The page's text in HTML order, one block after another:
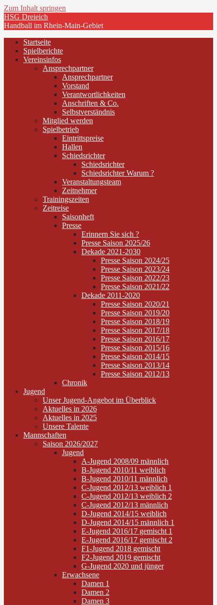
Zum Inhalt springen
HSG Dreieich
Handball im Rhein-Main-Gebiet
Startseite
Spielberichte
Vereinsinfos
Ansprechpartner
Ansprechpartner
Vorstand
Verantwortlichkeiten
Anschriften & Co.
Selbstverständnis
Mitglied werden
Spielbetrieb
Eintrittspreise
Hallen
Schiedsrichter
Schiedsrichter
Schiedsrichter Warum ?
Veranstaltungsteam
Zeitnehmer
Trainingszeiten
Zeitreise
Saisonheft
Presse
Erinnern Sie sich ?
Presse Saison 2025/26
Dekade 2021-2030
Presse Saison 2024/25
Presse Saison 2023/24
Presse Saison 2022/23
Presse Saison 2021/22
Dekade 2011-2020
Presse Saison 2020/21
Presse Saison 2019/20
Presse Saison 2018/19
Presse Saison 2017/18
Presse Saison 2016/17
Presse Saison 2015/16
Presse Saison 2014/15
Presse Saison 2013/14
Presse Saison 2012/13
Chronik
Jugend
Unser Jugend-Angebot im Überblick
Aktuelles in 2026
Aktuelles in 2025
Unsere Talente
Mannschaften
Saison 2026/2027
Jugend
A-Jugend 2008/09 männlich
B-Jugend 2010/11 weiblich
B-Jugend 2010/11 männlich
C-Jugend 2012/13 weiblich 1
C-Jugend 2012/13 weiblich 2
C-Jugend 2012/13 männlich
D-Jugend 2014/15 weiblich
D-Jugend 2014/15 männlich 1
E-Jugend 2016/17 gemischt 1
E-Jugend 2016/17 gemischt 2
F1-Jugend 2018 gemischt
F2-Jugend 2019 gemischt
G-Jugend 2020 und jünger
Erwachsene
Damen 1
Damen 2
Damen 3